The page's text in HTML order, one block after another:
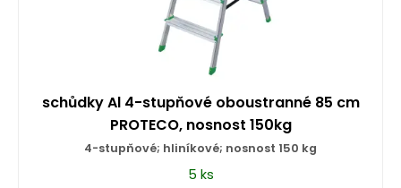
schůdky Al 4-stupňové oboustranné 85 cm
PROTECO, nosnost 150kg
4-stupňové; hliníkové; nosnost 150 kg
5 ks